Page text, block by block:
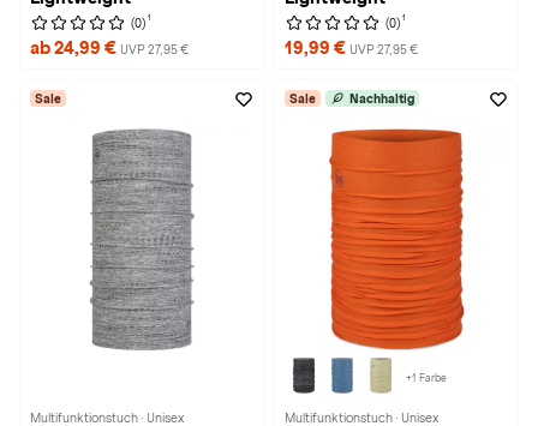
(0) 1
ab 24,99 € UVP 27,95 €
(0) 1
19,99 € UVP 27,95 €
Sale
Multifunktionstuch · Unisex
Sale Nachhaltig
+1 Farbe
Multifunktionstuch · Unisex